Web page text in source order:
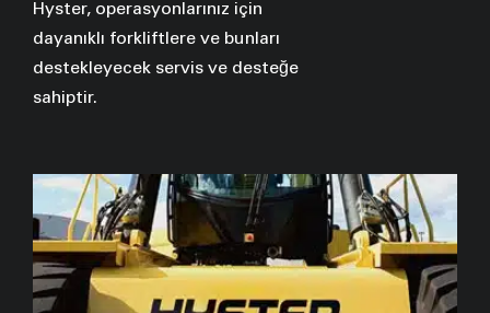
Hyster, operasyonlarınız için
dayanıklı forkliftlere ve bunları
destekleyecek servis ve desteğe
sahiptir.